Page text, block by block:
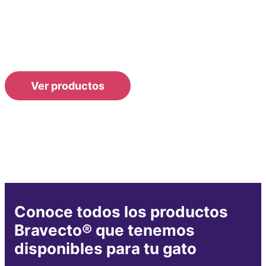
Ver productos
Conoce todos los productos
Bravecto® que tenemos
disponibles para tu gato